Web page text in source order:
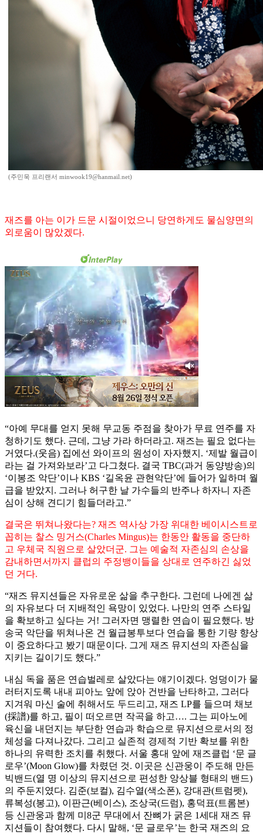
(주민욱 프리랜서 minwook19@hanmail.net)
재즈를 아는 이가 드문 시절이었으니 당연하게도 물심양면의
외로움이 많았겠다.
“아예 무대를 얻지 못해 무교동 주점을 찾아가 무료 연주를 자
청하기도 했다. 근데, 그냥 가라 하더라고. 재즈는 필요 없다는
거였다.(웃음) 집에선 와이프의 원성이 자자했지. ‘제발 월급이
라는 걸 가져와보라’고 다그쳤다. 결국 TBC(과거 동양방송)의
‘이봉조 악단’이나 KBS ‘길옥윤 관현악단’에 들어가 일하며 월
급을 받았지. 그러나 허구한 날 가수들의 반주나 하자니 자존
심이 상해 견디기 힘들더라고.”
결국은 뛰쳐나왔다는? 재즈 역사상 가장 위대한 베이시스트로
꼽히는 찰스 밍거스(Charles Mingus)는 한동안 활동을 중단하
고 우체국 직원으로 살았더군. 그는 예술적 자존심의 손상을
감내하면서까지 클럽의 주정뱅이들을 상대로 연주하긴 싫었
던 거다.
“재즈 뮤지션들은 자유로운 삶을 추구한다. 그런데 나에겐 삶
의 자유보다 더 지배적인 욕망이 있었다. 나만의 연주 스타일
을 확보하고 싶다는 거! 그러자면 맹렬한 연습이 필요했다. 방
송국 악단을 뛰쳐나온 건 월급봉투보다 연습을 통한 기량 향상
이 중요하다고 봤기 때문이다. 그게 재즈 뮤지션의 자존심을
지키는 길이기도 했다.”
내심 독을 품은 연습벌레로 살았다는 얘기이겠다. 엉덩이가 물
러터지도록 내내 피아노 앞에 앉아 건반을 난타하고, 그러다
지겨워 마신 술에 취해서도 두드리고, 재즈 LP를 들으며 채보
(採譜)를 하고, 필이 떠오르면 작곡을 하고…. 그는 피아노에
육신을 내던지는 부단한 연습과 학습으로 뮤지션으로서의 정
체성을 다져나갔다. 그리고 실존적 경제적 기반 확보를 위한
하나의 유력한 조치를 취했다. 서울 홍대 앞에 재즈클럽 ‘문 글
로우’(Moon Glow)를 차렸던 것. 이곳은 신관웅이 주도해 만든
빅밴드(열 명 이상의 뮤지션으로 편성한 앙상블 형태의 밴드)
의 주둔지였다. 김준(보컬), 김수열(색소폰), 강대관(트럼펫),
류복성(봉고), 이판근(베이스), 조상국(드럼), 홍덕표(트롬본)
등 신관웅과 함께 미8군 무대에서 잔뼈가 굵은 1세대 재즈 뮤
지션들이 참여했다. 다시 말해, ‘문 글로우’는 한국 재즈의 요